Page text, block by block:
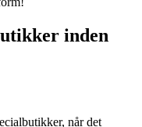
inden
når det